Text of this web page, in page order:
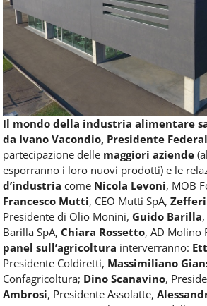
Il mondo della industria alimentare
da Ivano Vacondio, Presidente
partecipazione delle maggiori aziende
esporranno i loro nuovi prodotti) e le
d’industria come Nicola Levoni, MOB
Francesco Mutti, CEO Mutti SpA,
Presidente di Olio Monini, Guido Barilla
Barilla SpA, Chiara Rossetto, AD Molino
panel sull’agricoltura interverranno:
Presidente Coldiretti, Massimiliano
Confagricoltura; Dino Scanavino,
Ambrosi, Presidente Assolatte,